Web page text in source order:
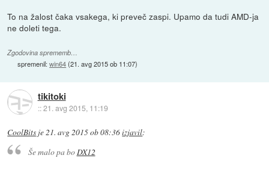
To na žalost čaka vsakega, ki preveč zaspi. Upamo da tudi AMD-ja
ne doleti tega.
Zgodovina sprememb…
spremenil:win64(21. avg 2015 ob 11:07)
tikitoki
::21. avg 2015, 11:19
CoolBits je21. avg 2015 ob 08:36izjavil:
Še malo pa boDX12